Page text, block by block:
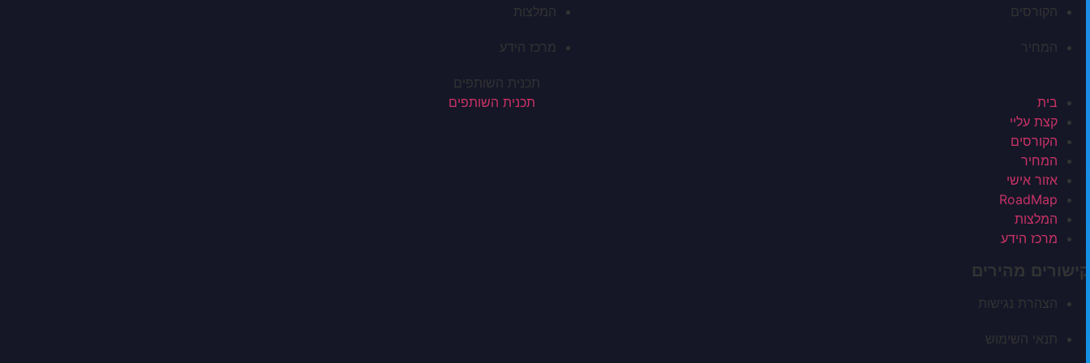
הקורסים
המחיר
המלצות
מרכז הידע
תכנית השותפים
בית
קצת עליי
הקורסים
המחיר
אזור אישי
RoadMap
המלצות
מרכז הידע
תכנית השותפים
קישורים מהירים
הצהרת נגישות
תנאי השימוש